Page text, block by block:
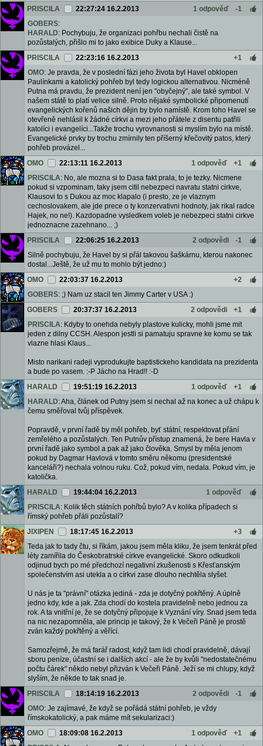
PRISCILA
22:27:24 16.2.2013 1 odpověď
-1
GOBERS:
HARALD: Pochybuju, že organizaci pohřbu nechali čistě na
pozůstalých, přišlo mi to jako exibice Duky a Klause...
PRISCILA
22:23:16 16.2.2013
+1
OMO: Je pravda, že v poslední fázi jeho života byl Havel obklopen
Paulínkami a katolický pohřeb byl tedy logickou alternativou. Nicméně
Putna má pravdu, že prezident není jen "obyčejný", ale také symbol. V
našem státě to platí velice silně. Proto nějaké symbolické připomenutí
evangelických kořenů našich dějin by bylo namístě. Krom toho Havel se
otevřeně nehlásil k žádné církvi a mezi jeho přátele z disentu patřili
katolíci i evangelíci...Takže trochu vyrovnanosti si myslím bylo na místě.
Evangelické prvky by trochu zmírnily ten příšerný křečovitý patos, který
pohřeb provázel...
OMO
22:13:11 16.2.2013 1 odpověď
+1
PRISCILA: No, ale mozna si to Dasa fakt prala, to je tezky. Nicmene
pokud si vzpominam, taky jsem citil nebezpeci navratu statni cirkve,
Klausovi to s Dukou az moc klapalo (i presto, ze je vlaznym
cechoslovakem, ale jde prece o ty konzervativni hodnoty, jak rikal radce
Hajek, no ne!). Kazdopadne vysledkem voleb je nebezpeci statni cirkve
jednoznacne zazehnano... ;)
PRISCILA
22:06:25 16.2.2013 2 odpovědi
-1
Silně pochybuju, že Havel by si přál takovou šaškárnu, kterou nakonec
dostal...Ještě, že už mu to mohlo být jedno:)
OMO
22:03:37 16.2.2013
+2
GOBERS: ;) Nam uz stacil ten Jimmy Carter v USA :)
GOBERS
20:37:37 16.2.2013 2 odpovědi
+1
PRISCILA: Kdyby to onehda nebyly plastove kulicky, mohli jsme mit
jeden z dilny CCSH. Alespon jestli si pamatuju spravne ke komu se tak
vlazne hlasi Klaus...
Misto narikani radeji vyprodukujte baptistickeho kandidata na prezidenta
a bude po vasem. :-P Jácho na Hrad!! :-D
HARALD
19:51:19 16.2.2013 1 odpověď
+1
HARALD: Aha, článek od Putny jsem si nechal až na konec a už chápu k
čemu směřoval tvůj příspěvek.
Popravdě, v první řadě by měl pohřeb, byť státní, respektovat přání
zemřelého a pozůstalých. Ten Putnův přístup znamená, že bere Havla v
první řadě jako symbol a pak až jako člověka. Smysl by měla jenom
pokud by Dagmar Havlová v tomto směru někomu (presidentské
kanceláři?) nechala volnou ruku. Což, pokud vím, nedala. Pokud vím, je
katolička.
HARALD
19:44:04 16.2.2013
1 odpověď
PRISCILA: Kolik těch státních pohřbů bylo? A v kolika případech si
římský pohřeb přáli pozůstalí?
JIXIPEN
18:17:45 16.2.2013
+3
Teda jak to tady čtu, si říkám, jakou jsem měla kliku, že jsem tenkrát před
léty zamířila do Českobratrské církve evangelické. Skoro odkudkoli
odjinud bych po mé předchozí negativní zkušenosti s Křesťanským
společenstvím asi utekla a o církvi zase dlouho nechtěla slyšet.
U nás je ta "právní" otázka jediná - zda je dotyčný pokřtěný. A úplně
jedno kdy, kde a jak. Zda chodí do kostela pravidelně nebo jednou za
rok. A ta vnitřní je, že se dotyčný připojuje k Vyznání víry. Snad jsem teda
na nic nezapomněla, ale princip je takový, že k Večeři Páně je prostě
zván každý pokřtěný a věřící.
Samozřejmě, že má farář radost, když tam lidi chodí pravidelně, dávají
sboru peníze, účastní se i dalších akcí - ale že by kvůli "nedostatečnému
počtu čárek" někdo nebyl přizván k Večeři Páně. Ježí se mi chlupy, když
slyším, že někde to tak snad je.
PRISCILA
18:14:19 16.2.2013 2 odpovědi
-1
OMO: Je zajímavé, že když se pořádá státní pohřeb, je vždy
římskokatolický, a pak máme mít sekularizaci:)
OMO
18:09:08 16.2.2013 1 odpověď
+1